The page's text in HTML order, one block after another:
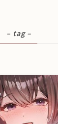
– tag –